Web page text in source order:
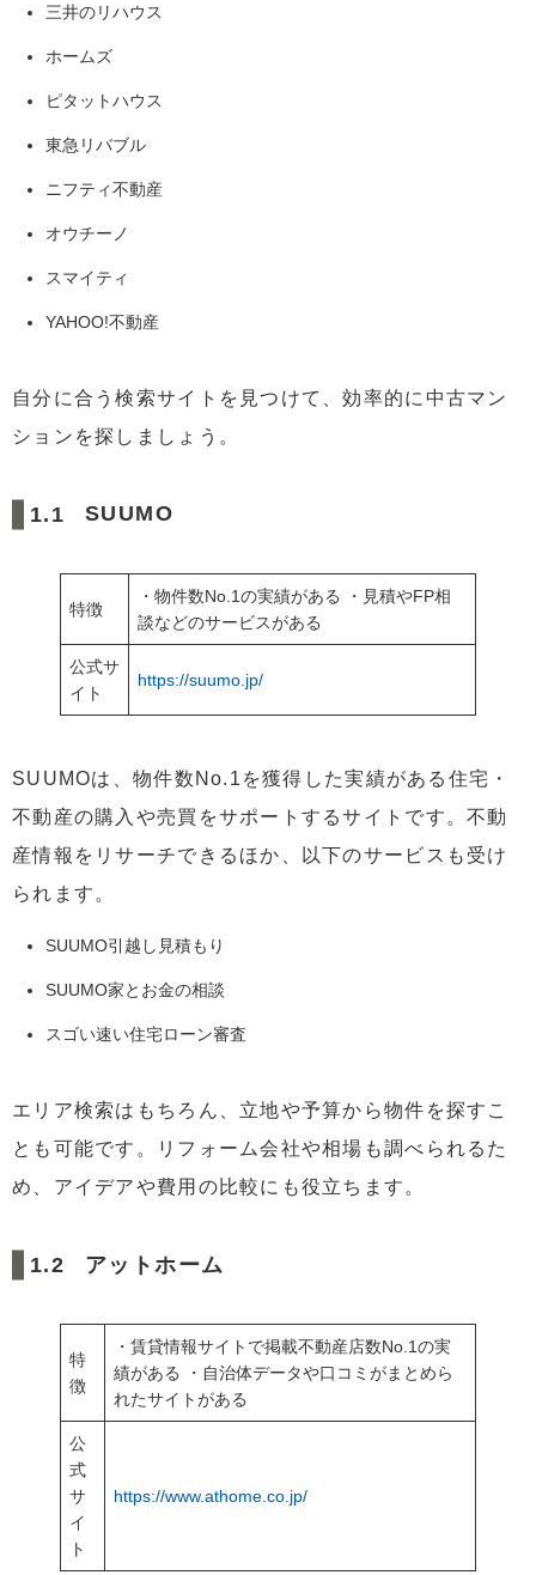
2.2目的に合っているかを確認する
2.3検索項目が不足していないかを確認する
検索サイトから中古マンションを見つける3つのポイン
三井のリハウス
ホームズ
ピタットハウス
東急リバブル
ニフティ不動産
オウチーノ
スマイティ
YAHOO!不動産
自分に合う検索サイトを見つけて、効率的に中古マン
ションを探しましょう。
SUUMO
特徴
・物件数No.1の実績がある ・見積やFP相
談などのサービスがある
公式サ
イト
https://suumo.jp/
SUUMOは、物件数No.1を獲得した実績がある住宅・
不動産の購入や売買をサポートするサイトです。不動
産情報をリサーチできるほか、以下のサービスも受け
られます。
SUUMO引越し見積もり
SUUMO家とお金の相談
スゴい速い住宅ローン審査
エリア検索はもちろん、立地や予算から物件を探すこ
とも可能です。リフォーム会社や相場も調べられるた
め、アイデアや費用の比較にも役立ちます。
アットホーム
特
徴
・賃貸情報サイトで掲載不動産店数No.1の実
績がある ・自治体データや口コミがまとめら
れたサイトがある
公
式
サ
イ
ト
https://www.athome.co.jp/